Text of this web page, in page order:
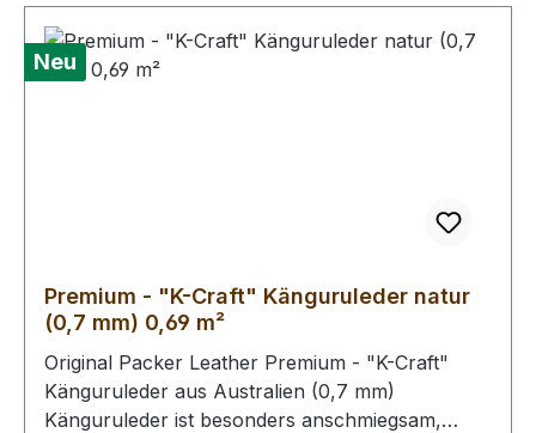
Neu
Premium - "K-Craft" Känguruleder natur
(0,7 mm) 0,69 m²
Original Packer Leather Premium - "K-Craft"
Känguruleder aus Australien (0,7 mm)
Känguruleder ist besonders anschmiegsam,